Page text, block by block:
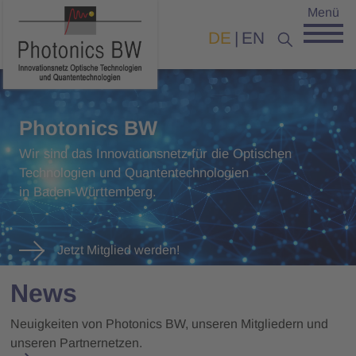
DE EN
Menü
Photonics BW
Wir sind das Innovationsnetz für die Optischen
Technologien und Quantentechnologien
in Baden-Württemberg.
Jetzt Mitglied werden!
News
Neuigkeiten von Photonics BW, unseren Mitgliedern und
unseren Partnernetzen.